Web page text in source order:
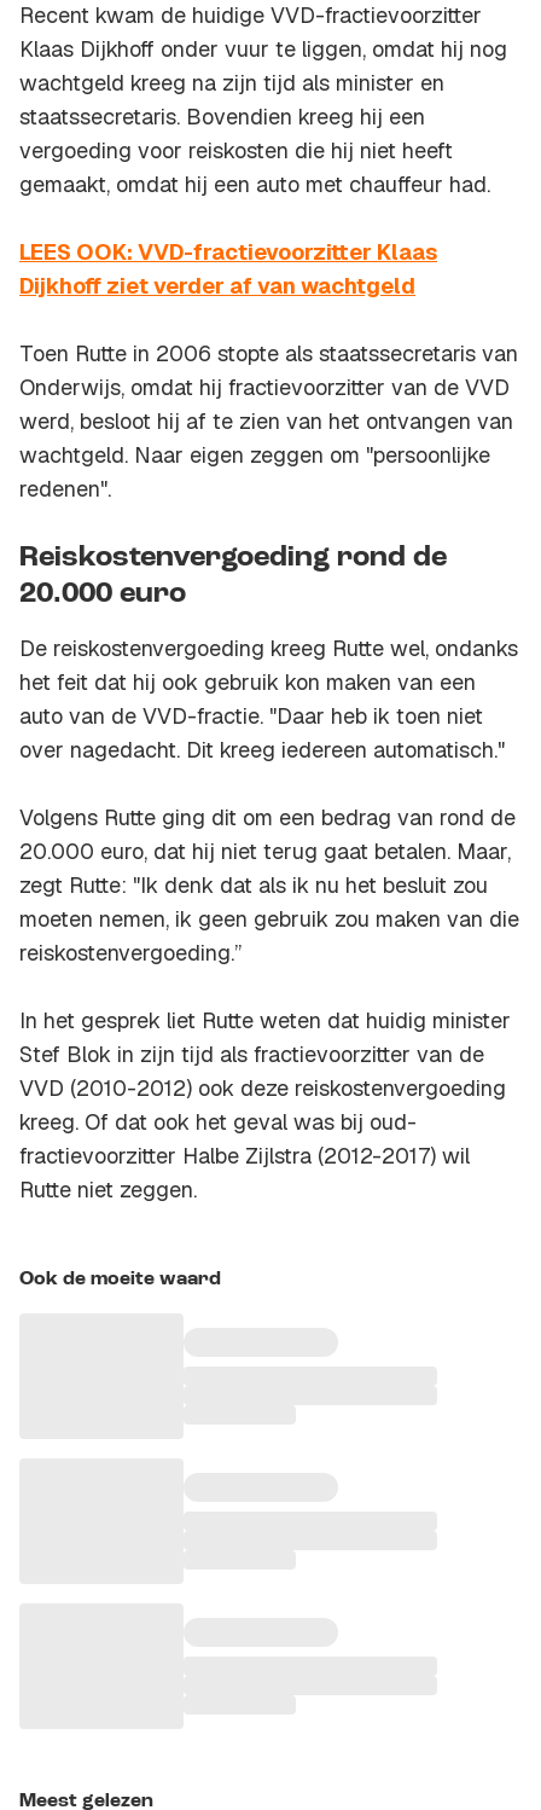
Recent kwam de huidige VVD-fractievoorzitter
Klaas Dijkhoff onder vuur te liggen, omdat hij nog
wachtgeld kreeg na zijn tijd als minister en
staatssecretaris. Bovendien kreeg hij een
vergoeding voor reiskosten die hij niet heeft
gemaakt, omdat hij een auto met chauffeur had.
LEES OOK: VVD-fractievoorzitter Klaas
Dijkhoff ziet verder af van wachtgeld
Toen Rutte in 2006 stopte als staatssecretaris van
Onderwijs, omdat hij fractievoorzitter van de VVD
werd, besloot hij af te zien van het ontvangen van
wachtgeld. Naar eigen zeggen om "persoonlijke
redenen".
Reiskostenvergoeding rond de
20.000 euro
De reiskostenvergoeding kreeg Rutte wel, ondanks
het feit dat hij ook gebruik kon maken van een
auto van de VVD-fractie. "Daar heb ik toen niet
over nagedacht. Dit kreeg iedereen automatisch."
Volgens Rutte ging dit om een bedrag van rond de
20.000 euro, dat hij niet terug gaat betalen. Maar,
zegt Rutte: "Ik denk dat als ik nu het besluit zou
moeten nemen, ik geen gebruik zou maken van die
reiskostenvergoeding.’’
In het gesprek liet Rutte weten dat huidig minister
Stef Blok in zijn tijd als fractievoorzitter van de
VVD (2010-2012) ook deze reiskostenvergoeding
kreeg. Of dat ook het geval was bij oud-
fractievoorzitter Halbe Zijlstra (2012-2017) wil
Rutte niet zeggen.
Ook de moeite waard
Meest gelezen